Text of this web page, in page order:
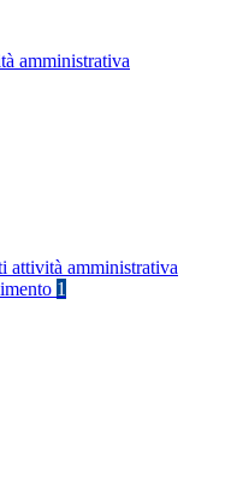
amministrativa
attività amministrativa
1